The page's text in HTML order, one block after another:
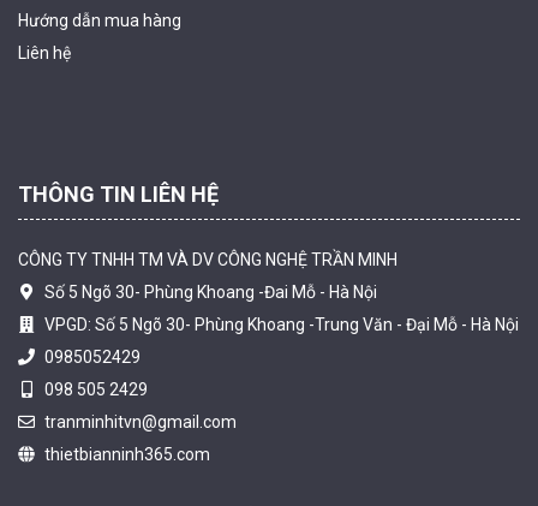
1.679.000 đ
Camera tích hợp đầu báo nhiệt 2MP Hikfire HF-VH 223
2.039.000 đ
Hướng dẫn mua hàng
Liên hệ
THÔNG TIN LIÊN HỆ
CÔNG TY TNHH TM VÀ DV CÔNG NGHỆ TRẦN MINH
Số 5 Ngõ 30- Phùng Khoang -Đai Mỗ - Hà Nội
VPGD: Số 5 Ngõ 30- Phùng Khoang -Trung Văn - Đại Mỗ - Hà Nội
0985052429
098 505 2429
tranminhitvn@gmail.com
thietbianninh365.com